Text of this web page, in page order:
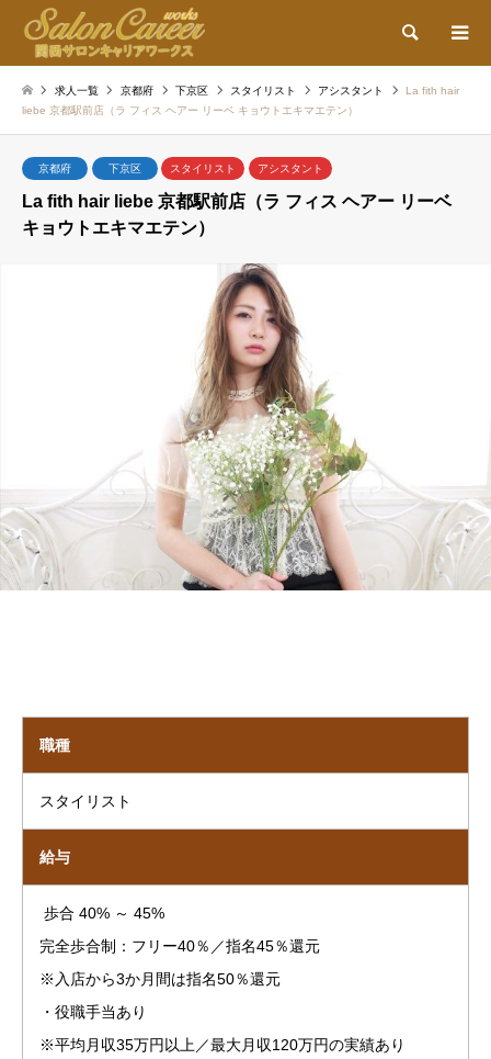
検索
求人一覧 京都府 下京区 スタイリスト アシスタント
La fith hair
liebe 京都駅前店（ラ フィス ヘアー リーベ キョウトエキマエテン）
京都府 下京区 スタイリスト アシスタント
La fith hair liebe 京都駅前店（ラ フィス ヘアー リーベ
キョウトエキマエテン）
職種
スタイリスト
給与
歩合 40% ～ 45%
完全歩合制：フリー40％／指名45％還元
※入店から3か月間は指名50％還元
・役職手当あり
※平均月収35万円以上／最大月収120万円の実績あり